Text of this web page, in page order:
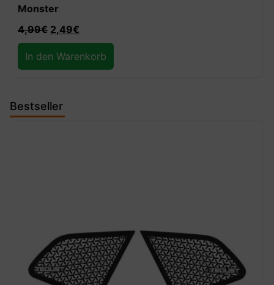
1.199,99€
Ausführung wählen
Bestseller